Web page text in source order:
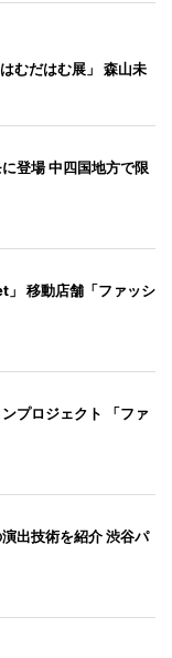
むだはむ展」 森山未
登場 中四国地方で限
移動店舗「ファッシ
プロジェクト 「ファ
出技術を紹介 渋谷パ